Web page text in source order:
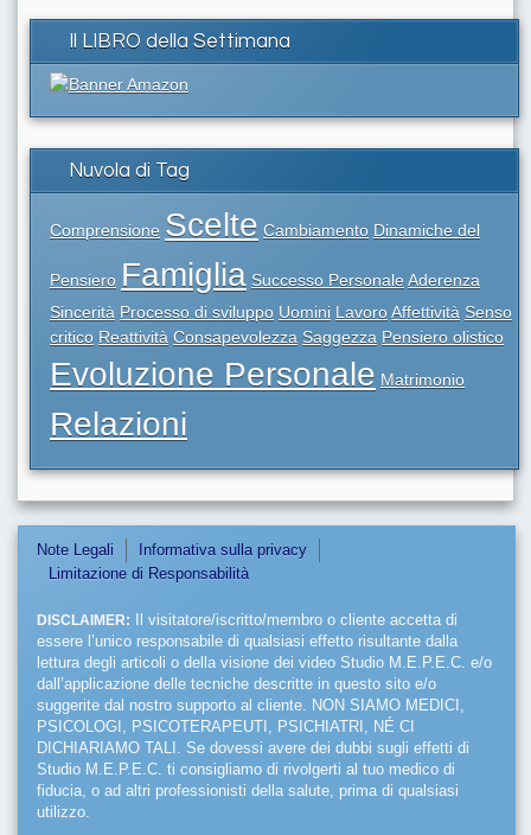
Il LIBRO della Settimana
Nuvola di Tag
Comprensione Scelte Cambiamento Dinamiche del
Pensiero Famiglia Successo PersonaleAderenza
Sincerità Processo di sviluppo Uomini LavoroAffettività Senso
critico Reattività Consapevolezza Saggezza Pensiero olistico
Evoluzione Personale Matrimonio
Relazioni
Note Legali
Informativa sulla privacy
Limitazione di Responsabilità
DISCLAIMER: Il visitatore/iscritto/membro o cliente accetta di
essere l’unico responsabile di qualsiasi effetto risultante dalla
lettura degli articoli o della visione dei video Studio M.E.P.E.C. e/o
dall’applicazione delle tecniche descritte in questo sito e/o
suggerite dal nostro supporto al cliente. NON SIAMO MEDICI,
PSICOLOGI, PSICOTERAPEUTI, PSICHIATRI, NÉ CI
DICHIARIAMO TALI. Se dovessi avere dei dubbi sugli effetti di
Studio M.E.P.E.C. ti consigliamo di rivolgerti al tuo medico di
fiducia, o ad altri professionisti della salute, prima di qualsiasi
utilizzo.